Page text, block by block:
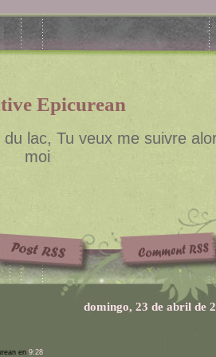
Epicurean
lac, Tu veux me suivre
moi
domingo, 23 de abril de
en 9:28